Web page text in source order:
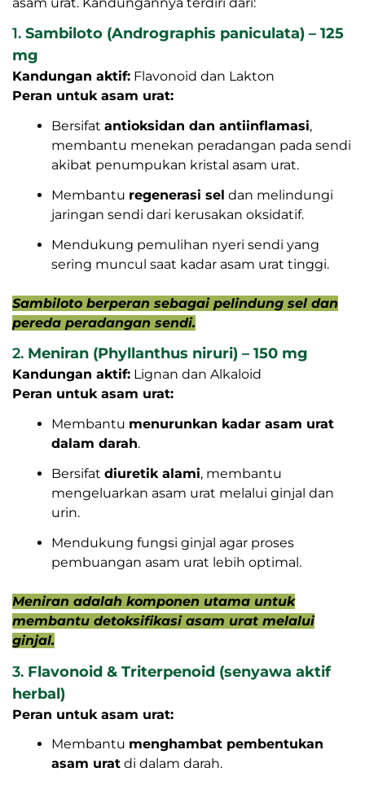
1. Sambiloto (Andrographis paniculata) – 125
mg
Kandungan aktif: Flavonoid dan Lakton
Peran untuk asam urat:
Bersifat antioksidan dan antiinflamasi,
membantu menekan peradangan pada sendi
akibat penumpukan kristal asam urat.
Membantu regenerasi sel dan melindungi
jaringan sendi dari kerusakan oksidatif.
Mendukung pemulihan nyeri sendi yang
sering muncul saat kadar asam urat tinggi.
Sambiloto berperan sebagai pelindung sel dan
pereda peradangan sendi.
2. Meniran (Phyllanthus niruri) – 150 mg
Kandungan aktif: Lignan dan Alkaloid
Peran untuk asam urat:
Membantu menurunkan kadar asam urat
dalam darah.
Bersifat diuretik alami, membantu
mengeluarkan asam urat melalui ginjal dan
urin.
Mendukung fungsi ginjal agar proses
pembuangan asam urat lebih optimal.
Meniran adalah komponen utama untuk
membantu detoksifikasi asam urat melalui
ginjal.
3. Flavonoid & Triterpenoid (senyawa aktif
herbal)
Peran untuk asam urat:
Membantu menghambat pembentukan
asam urat di dalam darah.